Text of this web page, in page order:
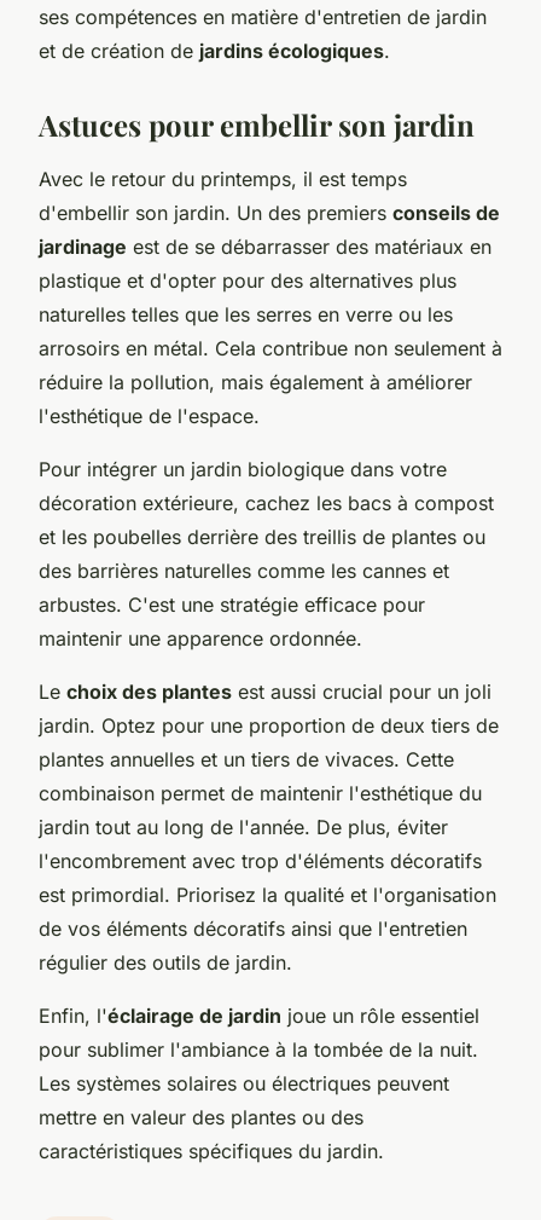
ses compétences en matière d'entretien de jardin
et de création de jardins écologiques.
Astuces pour embellir son jardin
Avec le retour du printemps, il est temps
d'embellir son jardin. Un des premiers conseils de
jardinage est de se débarrasser des matériaux en
plastique et d'opter pour des alternatives plus
naturelles telles que les serres en verre ou les
arrosoirs en métal. Cela contribue non seulement à
réduire la pollution, mais également à améliorer
l'esthétique de l'espace.
Pour intégrer un jardin biologique dans votre
décoration extérieure, cachez les bacs à compost
et les poubelles derrière des treillis de plantes ou
des barrières naturelles comme les cannes et
arbustes. C'est une stratégie efficace pour
maintenir une apparence ordonnée.
Le choix des plantes est aussi crucial pour un joli
jardin. Optez pour une proportion de deux tiers de
plantes annuelles et un tiers de vivaces. Cette
combinaison permet de maintenir l'esthétique du
jardin tout au long de l'année. De plus, éviter
l'encombrement avec trop d'éléments décoratifs
est primordial. Priorisez la qualité et l'organisation
de vos éléments décoratifs ainsi que l'entretien
régulier des outils de jardin.
Enfin, l'éclairage de jardin joue un rôle essentiel
pour sublimer l'ambiance à la tombée de la nuit.
Les systèmes solaires ou électriques peuvent
mettre en valeur des plantes ou des
caractéristiques spécifiques du jardin.